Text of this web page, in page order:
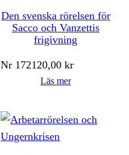
Den svenska rörelsen för
Sacco och Vanzettis
frigivning
Nr 172120,00kr
Läs mer